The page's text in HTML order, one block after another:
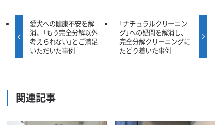
愛犬への健康不安を解
消、「もう完全分解以外
考えられない」とご満足
いただいた事例
「ナチュラルクリーニン
グ」への疑問を解消し、
完全分解クリーニングに
たどり着いた事例
関連記事